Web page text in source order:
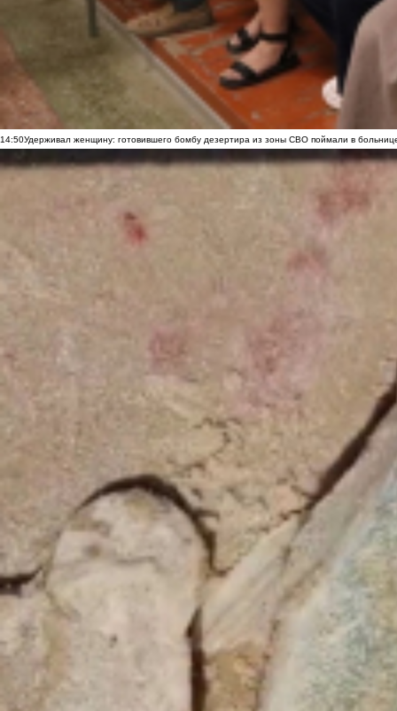
14:50Удерживал женщину: готовившего бомбу дезертира из зоны СВО поймали в